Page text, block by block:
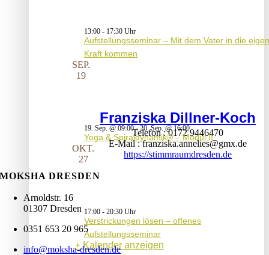
13:00 - 17:30
Aufstellungsseminar – Mit dem Vater in die
Kraft kommen
SEP.
19
19. Sep. @ 09:00- 20. Sep. @ 16:00
Yoga & Spiraldynamik® – Modul II
OKT.
27
17:00 - 20:30
Verstrickungen lösen – offenes
Aufstellungsseminar
Kalender anzeigen
Franziska Dillner-Koch
Telefon 0172 9446470
E-Mail franziska.annelies@gmx.de
https://stimmraumdresden.de
MOKSHA DRESDEN
Arnoldstr. 16
01307 Dresden
0351 653 20 965
info@moksha-dresden.de